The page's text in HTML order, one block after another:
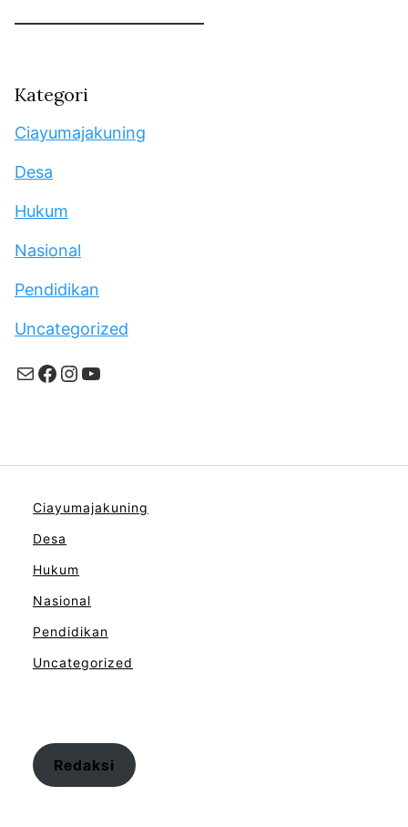
Kategori
Ciayumajakuning
Desa
Hukum
Nasional
Pendidikan
Uncategorized
MailFacebook
Instagram
YouTube
Ciayumajakuning
Desa
Hukum
Nasional
Pendidikan
Uncategorized
Redaksi